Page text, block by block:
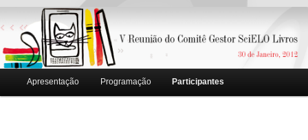
Skip to primary content
Skip to secondary content
Apresentação Programação Participantes